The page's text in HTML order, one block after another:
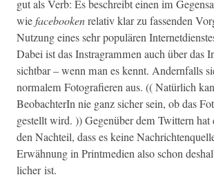
gut als Verb: Es beschreibt einen im
wieface­bookenrel­a­tiv klar zu fassenden
Nutzung eines sehr pop­ulären
Dabei ist das Instra­gram­men auch über das
sicht­bar – wenn man es ken­nt. Andern­falls
nor­malem Fotografieren aus. (( Natür­lich
Beobach­terIn nie ganz sich­er sein, ob das
gestellt wird. )) Gegenüber dem Twit­tern hat
den Nachteil, dass es keine
Erwäh­nung in Print­me­di­en also schon
lich­er ist.